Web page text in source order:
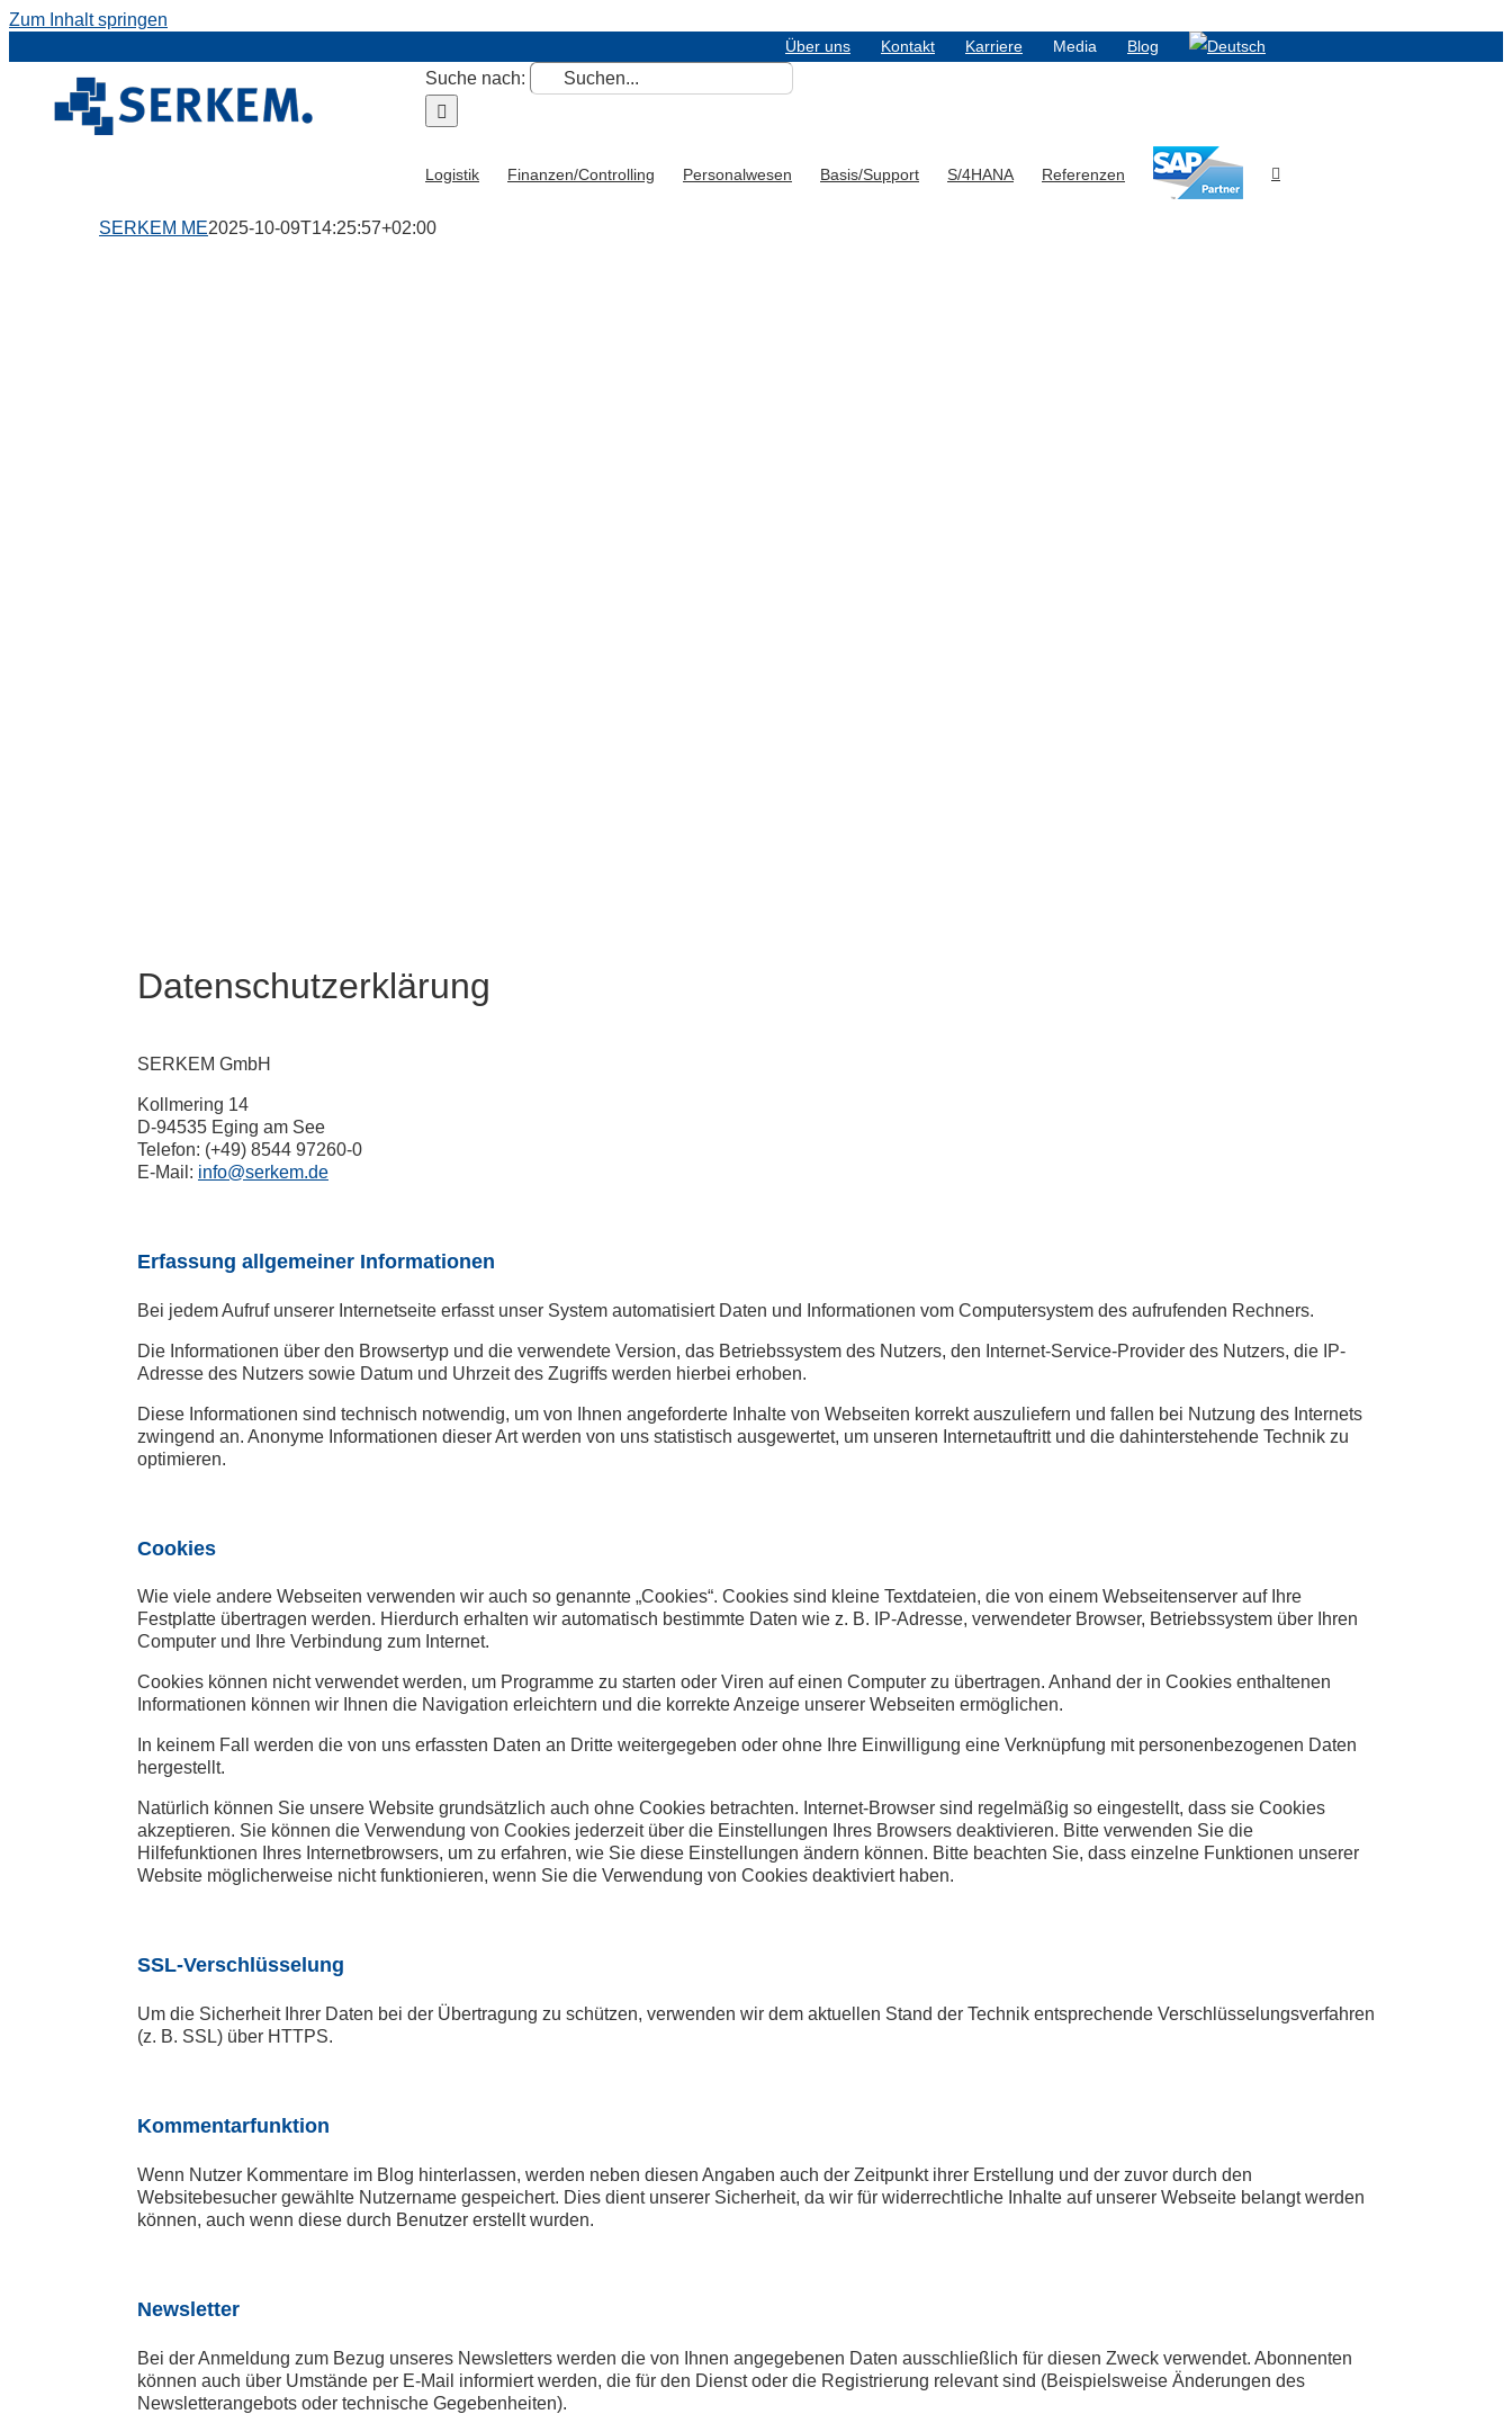
Zum Inhalt springen
Über uns Kontakt Karriere Media Blog
Suche nach:
Logistik Finanzen/Controlling Personalwesen Basis/Support S/4HANA Referenzen
SERKEM ME2025-10-09T14:25:57+02:00
Datenschutzerklärung
SERKEM GmbH
Kollmering 14
D-94535 Eging am See
Telefon: (+49) 8544 97260-0
E-Mail: info@serkem.de
Erfassung allgemeiner Informationen
Bei jedem Aufruf unserer Internetseite erfasst unser System automatisiert Daten und Informationen vom Computersystem des aufrufenden Rechners.
Die Informationen über den Browsertyp und die verwendete Version, das Betriebssystem des Nutzers, den Internet-Service-Provider des Nutzers, die IP-
Adresse des Nutzers sowie Datum und Uhrzeit des Zugriffs werden hierbei erhoben.
Diese Informationen sind technisch notwendig, um von Ihnen angeforderte Inhalte von Webseiten korrekt auszuliefern und fallen bei Nutzung des Internets
zwingend an. Anonyme Informationen dieser Art werden von uns statistisch ausgewertet, um unseren Internetauftritt und die dahinterstehende Technik zu
optimieren.
Cookies
Wie viele andere Webseiten verwenden wir auch so genannte „Cookies“. Cookies sind kleine Textdateien, die von einem Webseitenserver auf Ihre
Festplatte übertragen werden. Hierdurch erhalten wir automatisch bestimmte Daten wie z. B. IP-Adresse, verwendeter Browser, Betriebssystem über Ihren
Computer und Ihre Verbindung zum Internet.
Cookies können nicht verwendet werden, um Programme zu starten oder Viren auf einen Computer zu übertragen. Anhand der in Cookies enthaltenen
Informationen können wir Ihnen die Navigation erleichtern und die korrekte Anzeige unserer Webseiten ermöglichen.
In keinem Fall werden die von uns erfassten Daten an Dritte weitergegeben oder ohne Ihre Einwilligung eine Verknüpfung mit personenbezogenen Daten
hergestellt.
Natürlich können Sie unsere Website grundsätzlich auch ohne Cookies betrachten. Internet-Browser sind regelmäßig so eingestellt, dass sie Cookies
akzeptieren. Sie können die Verwendung von Cookies jederzeit über die Einstellungen Ihres Browsers deaktivieren. Bitte verwenden Sie die
Hilfefunktionen Ihres Internetbrowsers, um zu erfahren, wie Sie diese Einstellungen ändern können. Bitte beachten Sie, dass einzelne Funktionen unserer
Website möglicherweise nicht funktionieren, wenn Sie die Verwendung von Cookies deaktiviert haben.
SSL-Verschlüsselung
Um die Sicherheit Ihrer Daten bei der Übertragung zu schützen, verwenden wir dem aktuellen Stand der Technik entsprechende Verschlüsselungsverfahren
(z. B. SSL) über HTTPS.
Kommentarfunktion
Wenn Nutzer Kommentare im Blog hinterlassen, werden neben diesen Angaben auch der Zeitpunkt ihrer Erstellung und der zuvor durch den
Websitebesucher gewählte Nutzername gespeichert. Dies dient unserer Sicherheit, da wir für widerrechtliche Inhalte auf unserer Webseite belangt werden
können, auch wenn diese durch Benutzer erstellt wurden.
Newsletter
Bei der Anmeldung zum Bezug unseres Newsletters werden die von Ihnen angegebenen Daten ausschließlich für diesen Zweck verwendet. Abonnenten
können auch über Umstände per E-Mail informiert werden, die für den Dienst oder die Registrierung relevant sind (Beispielsweise Änderungen des
Newsletterangebots oder technische Gegebenheiten).